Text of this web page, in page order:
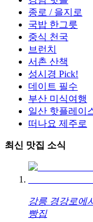
종로 / 을지로
국밥 한그릇
중식 천국
브런치
서촌 산책
성시경 Pick!
데이트 필수
부산 미식여행
일산 핫플레이
떠나요 제주로
최신 맛집 소식
강릉 경강로에
빵집